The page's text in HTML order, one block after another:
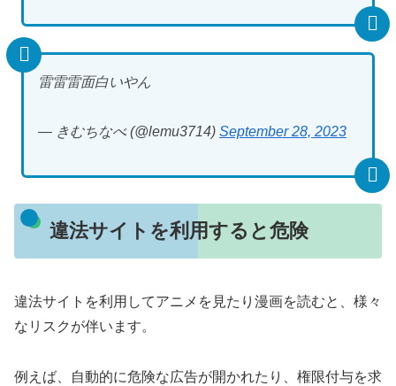
雷雷雷面白いやん
— きむちなべ (@lemu3714) September 28, 2023
違法サイトを利用すると危険
違法サイトを利用してアニメを見たり漫画を読むと、様々
なリスクが伴います。
例えば、自動的に危険な広告が開かれたり、権限付与を求